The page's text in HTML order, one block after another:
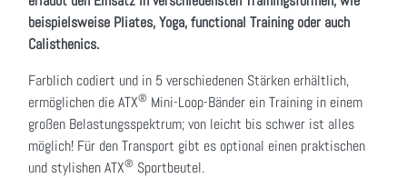
beispielsweise Pliates, Yoga, functional Training oder auch
Calisthenics.
Farblich codiert und in 5 verschiedenen Stärken erhältlich,
ermöglichen die ATX® Mini-Loop-Bänder ein Training in einem
großen Belastungsspektrum; von leicht bis schwer ist alles
möglich! Für den Transport gibt es optional einen praktischen
und stylishen ATX® Sportbeutel.